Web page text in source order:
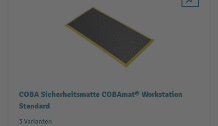
COBA Sicherheitsmatte COBAmat® Workstation
Standard
3 Varianten